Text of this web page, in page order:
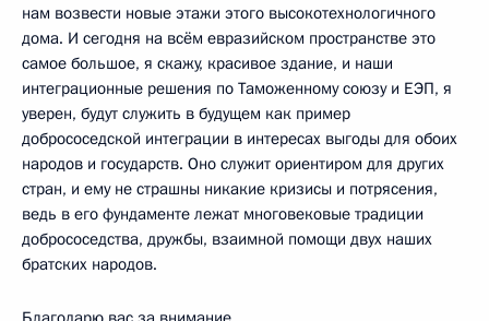
нам возвести новые этажи этого высокотехнологичного
дома. И сегодня на всём евразийском пространстве это
самое большое, я скажу, красивое здание, и наши
интеграционные решения по Таможенному союзу и ЕЭП, я
уверен, будут служить в будущем как пример
добрососедской интеграции в интересах выгоды для обоих
народов и государств. Оно служит ориентиром для других
стран, и ему не страшны никакие кризисы и потрясения,
ведь в его фундаменте лежат многовековые традиции
добрососедства, дружбы, взаимной помощи двух наших
братских народов.